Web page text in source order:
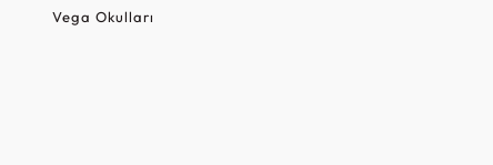
Vega Okulları